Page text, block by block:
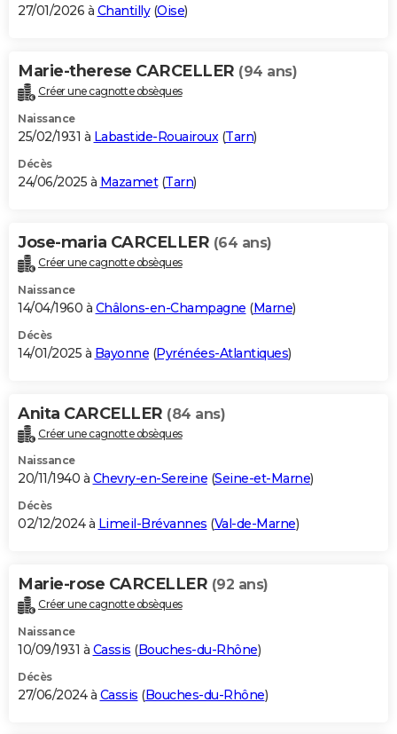
S'inscrire
Se connecter
Lycées
Collèges
Primaires
Universités
Entreprises
Service militaire
Avis de recherche
AVIS DE DÉCÈS
Bricolage
Lifestyle
Culture
Sport
Auto
Television
Voyage
Cinema
27/01/2026 à Chantilly(Oise)
Marie-therese CARCELLER (94 ans)
Créer une cagnotte obsèques
Naissance
25/02/1931 à Labastide-Rouairoux(Tarn)
Décès
24/06/2025 à Mazamet(Tarn)
Jose-maria CARCELLER (64 ans)
Créer une cagnotte obsèques
Naissance
14/04/1960 à Châlons-en-Champagne (Marne)
Décès
14/01/2025 à Bayonne (Pyrénées-Atlantiques)
Anita CARCELLER (84 ans)
Créer une cagnotte obsèques
Naissance
20/11/1940 à Chevry-en-Sereine (Seine-et-Marne)
Décès
02/12/2024 à Limeil-Brévannes (Val-de-Marne)
Marie-rose CARCELLER (92 ans)
Créer une cagnotte obsèques
Naissance
10/09/1931 à Cassis (Bouches-du-Rhône)
Décès
27/06/2024 à Cassis (Bouches-du-Rhône)